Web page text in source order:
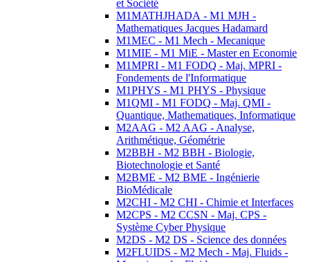
et Société
M1MATHJHADA - M1 MJH -
Mathematiques Jacques Hadamard
M1MEC - M1 Mech - Mecanique
M1MIE - M1 MiE - Master en Economie
M1MPRI - M1 FODQ - Maj. MPRI -
Fondements de l'Informatique
M1PHYS - M1 PHYS - Physique
M1QMI - M1 FODQ - Maj. QMI -
Quantique, Mathematiques, Informatique
M2AAG - M2 AAG - Analyse,
Arithmétique, Géométrie
M2BBH - M2 BBH - Biologie,
Biotechnologie et Santé
M2BME - M2 BME - Ingénierie
BioMédicale
M2CHI - M2 CHI - Chimie et Interfaces
M2CPS - M2 CCSN - Maj. CPS -
Système Cyber Physique
M2DS - M2 DS - Science des données
M2FLUIDS - M2 Mech - Maj. Fluids -